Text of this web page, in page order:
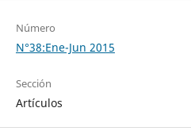
Número
N°38:Ene-Jun 2015
Sección
Artículos